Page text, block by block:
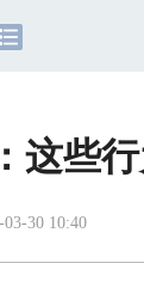
这些
03-30 10:40